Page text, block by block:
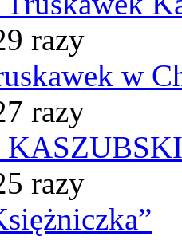
razy
w
razy
razy